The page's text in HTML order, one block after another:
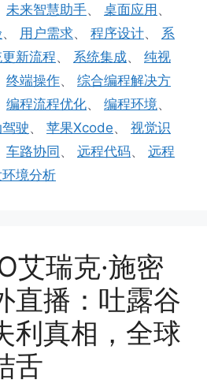
未来智慧助手、 桌面应用 、
、 用户需求、 程序设计、 系
新流程、 系统集成、 纯视
终端操作、 综合编程解决方
编程流程优化、 编程环境、
驶、 苹果Xcode、 视觉识
车路协同、 远程代码、 远程
境分析
艾瑞克·施密
直播：吐露谷
利真相，全球
舌